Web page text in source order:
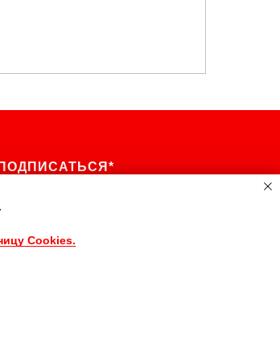
Cookies.
ПОДПИСАТЬСЯ*
конфиденциальности